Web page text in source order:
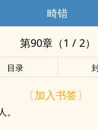
畸错
第90章（1 / 2）
目录
〔加入书签〕